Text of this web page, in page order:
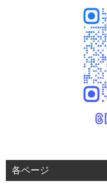
各ページ